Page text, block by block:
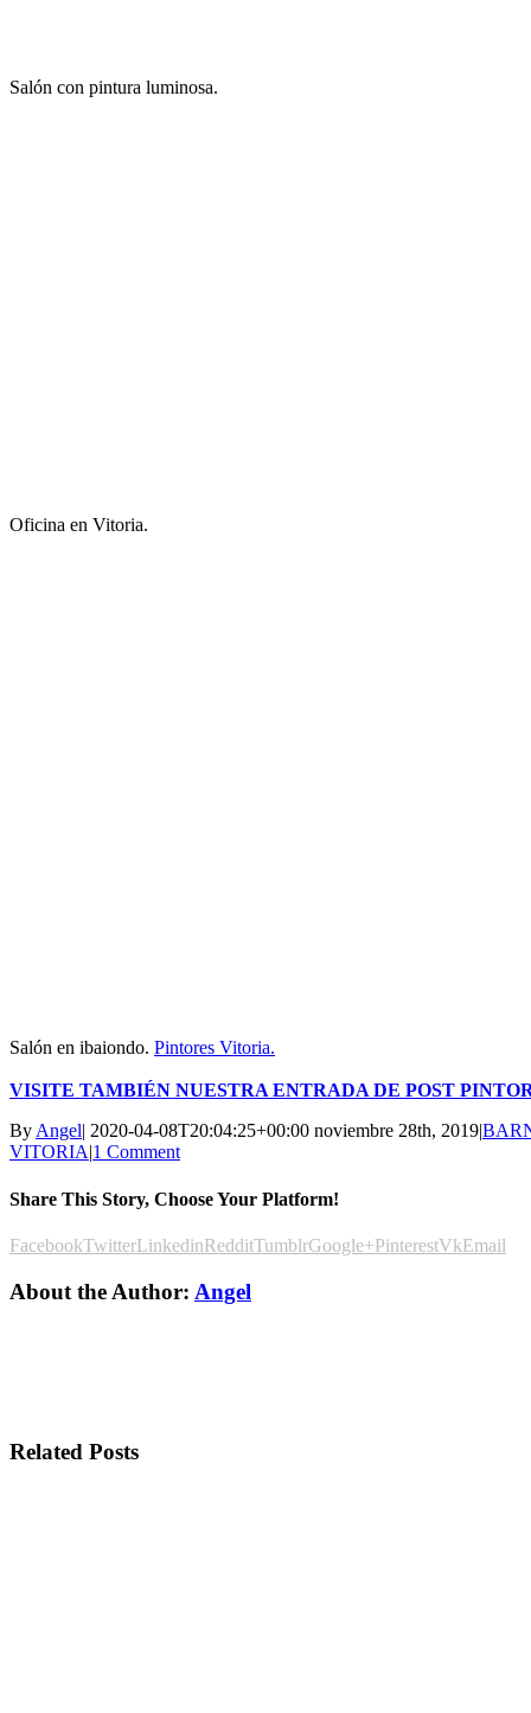
Salón con pintura luminosa.
Oficina en Vitoria.
Salón en ibaiondo. Pintores Vitoria.
VISITE TAMBIÉN NUESTRA ENTRADA DE POST
ByAngel 2020-04-08T20:04:25+00:00 noviembre 28th, 2019
VITORIA 1 Comment
Share This Story, Choose Your Platform!
FacebookTwitterLinkedinRedditTumblrGoogle+PinterestVkEmail
About the Author: Angel
Related Posts